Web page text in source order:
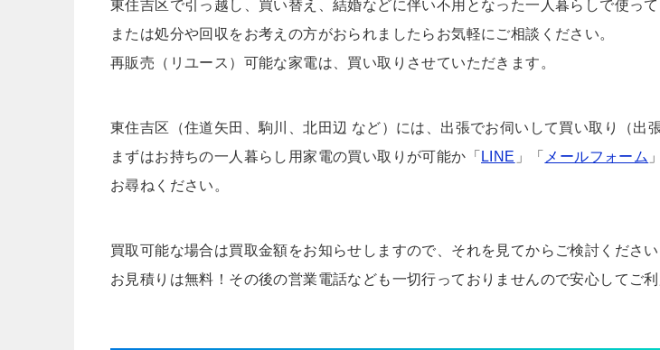
東住吉区で引っ越し、買い替え、結婚などに伴い不用となった一人暮らしで使って
または処分や回収をお考えの方がおられましたらお気軽にご相談ください。
再販売（リユース）可能な家電は、買い取りさせていただきます。
東住吉区（住道矢田、駒川、北田辺 など）には、出張でお伺いして買い取り（出
まずはお持ちの一人暮らし用家電の買い取りが可能か「 LINE 」「 メールフォーム
お尋ねください。
買取可能な場合は買取金額をお知らせしますので、それを見てからご検討ください
お見積りは無料！その後の営業電話なども一切行っておりませんので安心してご利